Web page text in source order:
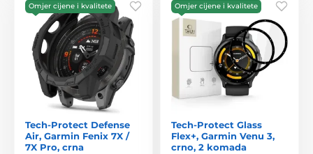
Omjer cijene i kvalitete
Tech-Protect Defense
Air, Garmin Fenix 7X /
7X Pro, crna
Omjer cijene i kvalitete
Tech-Protect Glass
Flex+, Garmin Venu 3,
crno, 2 komada